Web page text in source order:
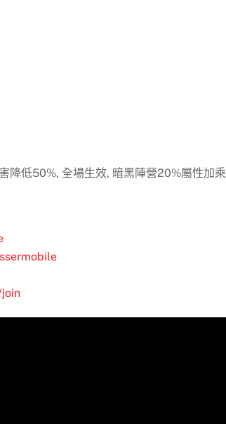
降低50%, 全場生效, 暗黑陣營20%屬性加乘